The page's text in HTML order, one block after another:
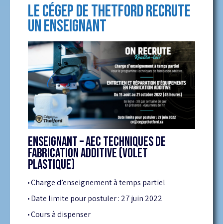
LE CÉGEP DE THETFORD RECRUTE
UN ENSEIGNANT
ENSEIGNANT – AEC TECHNIQUES DE
FABRICATION ADDITIVE (VOLET
PLASTIQUE)
Charge d’enseignement à temps partiel
Date limite pour postuler : 27 juin 2022
Cours à dispenser